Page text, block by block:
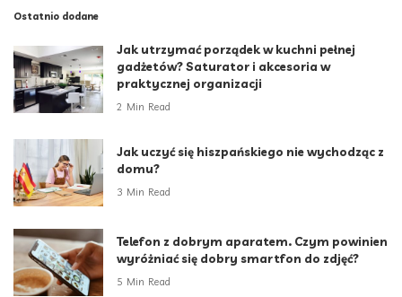
Ostatnio dodane
Jak utrzymać porządek w kuchni pełnej
gadżetów? Saturator i akcesoria w
praktycznej organizacji
2 Min Read
Jak uczyć się hiszpańskiego nie wychodząc z
domu?
3 Min Read
Telefon z dobrym aparatem. Czym powinien
wyróżniać się dobry smartfon do zdjęć?
5 Min Read